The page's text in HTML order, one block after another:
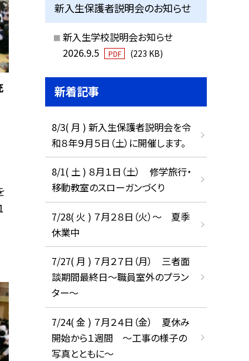
新入生保護者説明会のお知らせ
新入生学校説明会お知らせ
2026.9.5
PDF (223 KB)
新着記事
8/3( 月 ) 新入生保護者説明会を令
和８年９月５日（土）に開催します。
8/1( 土 ) ８月１日（土） 修学旅行・
移動教室のスローガンづくり
7/28( 火 ) ７月２８日（火）～ 夏季
休業中
7/27( 月 ) ７月２７日（月） 三者面
談期間最終日～職員室外のプラン
ター～
7/24( 金 ) ７月２４日（金） 夏休み
開始から１週間 ～工事の様子の
写真とともに～